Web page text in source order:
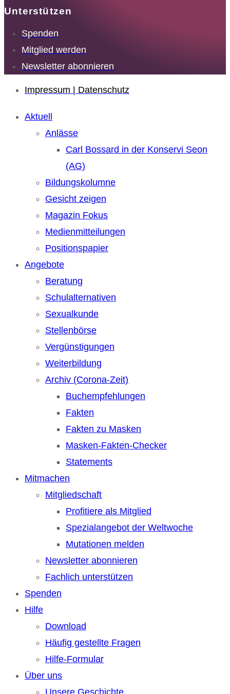
Unterstützen
Spenden
Mitglied werden
Newsletter abonnieren
Impressum | Datenschutz
Aktuell
Anlässe
Carl Bossard in der Konservi Seon
(AG)
Bildungskolumne
Gesicht zeigen
Magazin Fokus
Medienmitteilungen
Positionspapier
Angebote
Beratung
Schulalternativen
Sexualkunde
Stellenbörse
Vergünstigungen
Weiterbildung
Archiv (Corona-Zeit)
Buchempfehlungen
Fakten
Fakten zu Masken
Masken-Fakten-Checker
Statements
Mitmachen
Mitgliedschaft
Profitiere als Mitglied
Spezialangebot der Weltwoche
Mutationen melden
Newsletter abonnieren
Fachlich unterstützen
Spenden
Hilfe
Download
Häufig gestellte Fragen
Hilfe-Formular
Über uns
Unsere Geschichte